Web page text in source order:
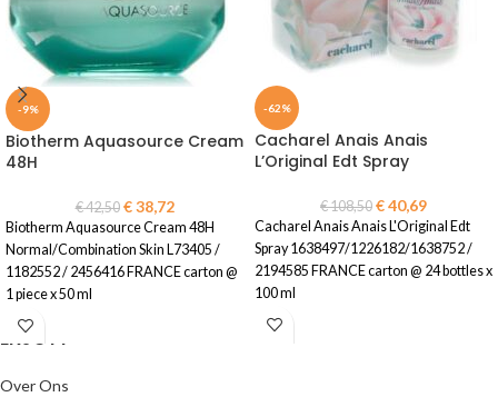
-9%
Biotherm Aquasource Cream
48H
€42,50 €38,72
Biotherm Aquasource Cream 48H
Normal/Combination Skin L73405 /
1182552 / 2456416 FRANCE carton @
1 piece x 50 ml
-62%
Cacharel Anais Anais
L’Original Edt Spray
€108,50 €40,69
Cacharel Anais Anais L'Original Edt
Spray 1638497/1226182/1638752 /
2194585 FRANCE carton @ 24 bottles x
100 ml
ENJOYY
Over Ons